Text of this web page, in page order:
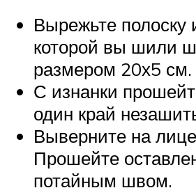
Вырежьте полоску
которой вы шили
размером 20х5 см.
С изнанки
один край
Выверните на
Прошейте
потайным швом.